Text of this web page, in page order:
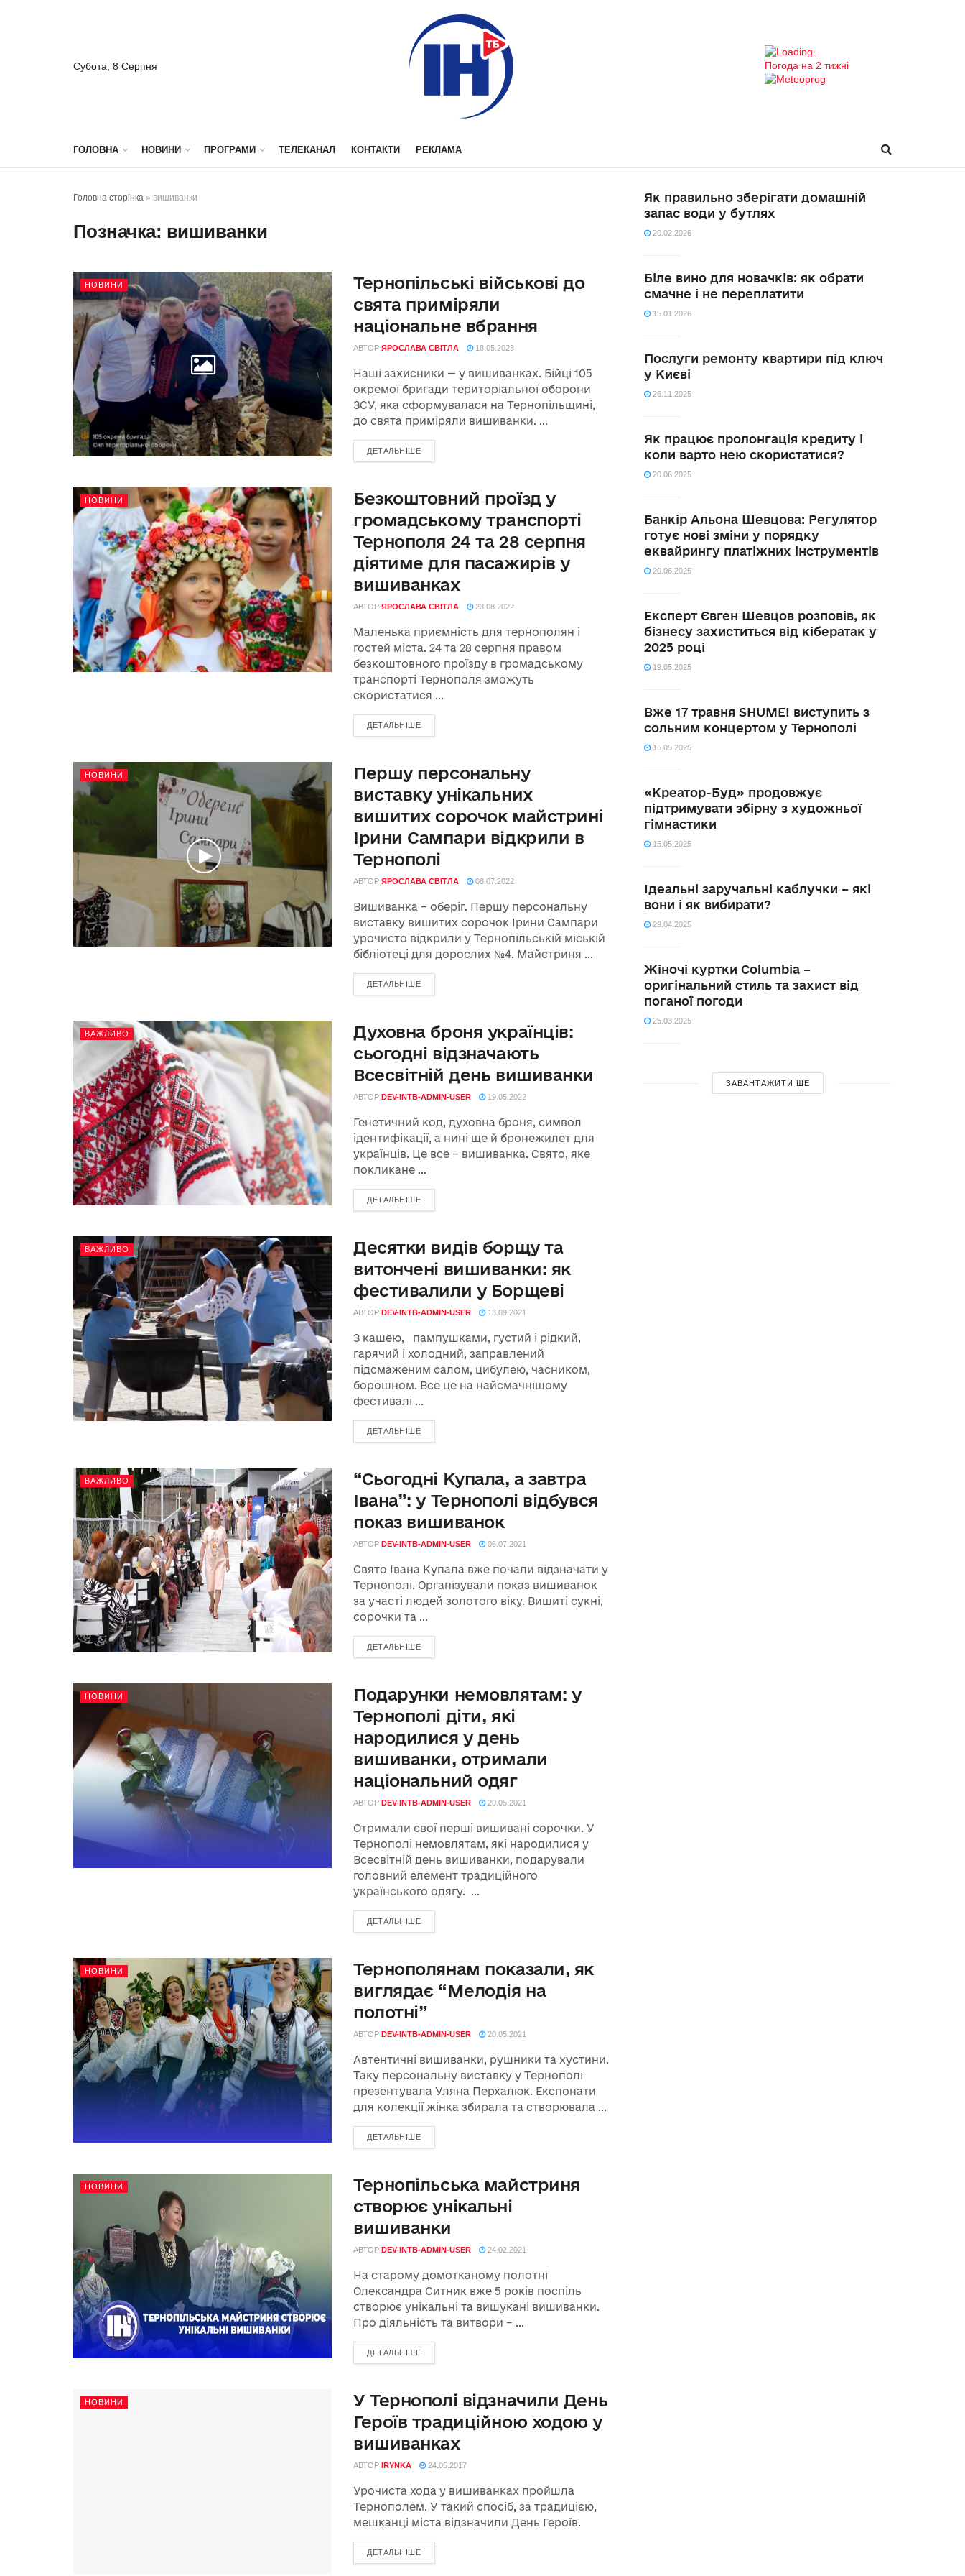
Субота, 8 Серпня Погода на 2 тижні
ГОЛОВНА НОВИНИ ПРОГРАМИ ТЕЛЕКАНАЛ КОНТАКТИ РЕКЛАМА
Головна сторінка » вишиванки
Позначка: вишиванки
НОВИНИ
Тернопільські військові до
свята приміряли
національне вбрання
АВТОР ЯРОСЛАВА СВІТЛА 18.05.2023
Наші захисники — у вишиванках. Бійці 105
окремої бригади територіальної оборони
ЗСУ, яка сформувалася на Тернопільщині,
до свята приміряли вишиванки. ...
ДЕТАЛЬНІШЕ
НОВИНИ
Безкоштовний проїзд у
громадському транспорті
Тернополя 24 та 28 серпня
діятиме для пасажирів у
вишиванках
АВТОР ЯРОСЛАВА СВІТЛА 23.08.2022
Маленька приємність для тернополян і
гостей міста. 24 та 28 серпня правом
безкоштовного проїзду в громадському
транспорті Тернополя зможуть
скористатися ...
ДЕТАЛЬНІШЕ
НОВИНИ
Першу персональну
виставку унікальних
вишитих сорочок майстрині
Ірини Сампари відкрили в
Тернополі
АВТОР ЯРОСЛАВА СВІТЛА 08.07.2022
Вишиванка – оберіг. Першу персональну
виставку вишитих сорочок Ірини Сампари
урочисто відкрили у Тернопільській міській
бібліотеці для дорослих №4. Майстриня ...
ДЕТАЛЬНІШЕ
ВАЖЛИВО
Духовна броня українців:
сьогодні відзначають
Всесвітній день вишиванки
АВТОР DEV-INTB-ADMIN-USER 19.05.2022
Генетичний код, духовна броня, символ
ідентифікації, а нині ще й бронежилет для
українців. Це все – вишиванка. Свято, яке
покликане ...
ДЕТАЛЬНІШЕ
ВАЖЛИВО
Десятки видів борщу та
витончені вишиванки: як
фестивалили у Борщеві
АВТОР DEV-INTB-ADMIN-USER 13.09.2021
З кашею, пампушками, густий і рідкий,
гарячий і холодний, заправлений
підсмаженим салом, цибулею, часником,
борошном. Все це на найсмачнішому
фестивалі ...
ДЕТАЛЬНІШЕ
ВАЖЛИВО
“Сьогодні Купала, а завтра
Івана”: у Тернополі відбувся
показ вишиванок
АВТОР DEV-INTB-ADMIN-USER 06.07.2021
Свято Івана Купала вже почали відзначати у
Тернополі. Організували показ вишиванок
за участі людей золотого віку. Вишиті сукні,
сорочки та ...
ДЕТАЛЬНІШЕ
НОВИНИ
Подарунки немовлятам: у
Тернополі діти, які
народилися у день
вишиванки, отримали
національний одяг
АВТОР DEV-INTB-ADMIN-USER 20.05.2021
Отримали свої перші вишивані сорочки. У
Тернополі немовлятам, які народилися у
Всесвітній день вишиванки, подарували
головний елемент традиційного
українського одягу. ...
ДЕТАЛЬНІШЕ
НОВИНИ
Тернополянам показали, як
виглядає “Мелодія на
полотні”
АВТОР DEV-INTB-ADMIN-USER 20.05.2021
Автентичні вишиванки, рушники та хустини.
Таку персональну виставку у Тернополі
презентувала Уляна Перхалюк. Експонати
для колекції жінка збирала та створювала ...
ДЕТАЛЬНІШЕ
НОВИНИ
Тернопільська майстриня
створює унікальні
вишиванки
АВТОР DEV-INTB-ADMIN-USER 24.02.2021
На старому домотканому полотні
Олександра Ситник вже 5 років поспіль
створює унікальні та вишукані вишиванки.
Про діяльність та витвори – ...
ДЕТАЛЬНІШЕ
НОВИНИ
У Тернополі відзначили День
Героїв традиційною ходою у
вишиванках
АВТОР IRYNKA 24.05.2017
Урочиста хода у вишиванках пройшла
Тернополем. У такий спосіб, за традицією,
мешканці міста відзначили День Героїв.
ДЕТАЛЬНІШЕ
Як правильно зберігати домашній
запас води у бутлях
20.02.2026
Біле вино для новачків: як обрати
смачне і не переплатити
15.01.2026
Послуги ремонту квартири під ключ
у Києві
26.11.2025
Як працює пролонгація кредиту і
коли варто нею скористатися?
20.06.2025
Банкір Альона Шевцова: Регулятор
готує нові зміни у порядку
еквайрингу платіжних інструментів
20.06.2025
Експерт Євген Шевцов розповів, як
бізнесу захиститься від кібератак у
2025 році
19.05.2025
Вже 17 травня SHUMEI виступить з
сольним концертом у Тернополі
15.05.2025
«Креатор-Буд» продовжує
підтримувати збірну з художньої
гімнастики
15.05.2025
Ідеальні заручальні каблучки – які
вони і як вибирати?
29.04.2025
Жіночі куртки Columbia –
оригінальний стиль та захист від
поганої погоди
25.03.2025
ЗАВАНТАЖИТИ ЩЕ